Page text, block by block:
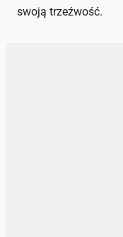
swoją trzeźwość.